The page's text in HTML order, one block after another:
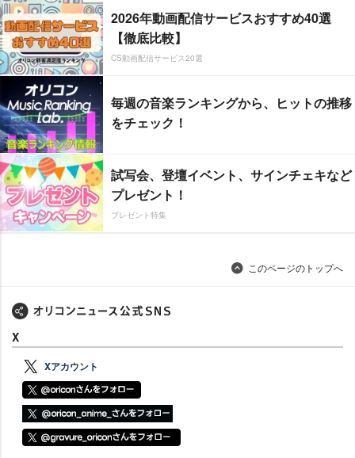
2026年動画配信サービスおすすめ40選
【徹底比較】
CS動画配信サービス20選
毎週の音楽ランキングから、ヒットの推移
をチェック！
試写会、登壇イベント、サインチェキなど
プレゼント！
プレゼント特集
このページのトップへ
X
Xアカウント